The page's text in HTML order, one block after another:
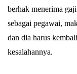
berhak menerima
sebagai pegawai,
dan dia harus
kesalahannya.